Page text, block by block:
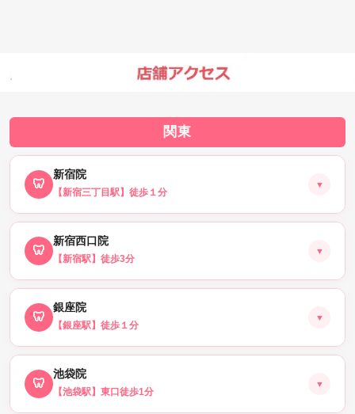
関東
🦷
新宿院
【新宿三丁目駅】徒歩１分
▼
🗺 Googleマップ(店舗情報)はこちら
🦷
新宿西口院
【新宿駅】徒歩3分
▼
🗺 Googleマップ(店舗情報)はこちら
🦷
銀座院
【銀座駅】徒歩１分
▼
🗺 Googleマップ(店舗情報)はこちら
🦷
池袋院
【池袋駅】東口徒歩1分
▼